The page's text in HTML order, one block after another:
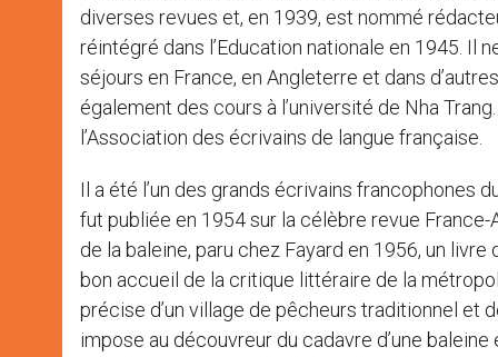
diverses revues et, en 1939, est nommé
réintégré dans l’Education nationale en 1945. Il
séjours en France, en Angleterre et dans
également des cours à l’université de Nha
l’Association des écrivains de langue française.
Il a été l’un des grands écrivains francophones
fut publiée en 1954 sur la célèbre revue
de la baleine, paru chez Fayard en 1956, un
bon accueil de la critique littéraire de la
précise d’un village de pêcheurs traditionnel et
impose au découvreur du cadavre d’une